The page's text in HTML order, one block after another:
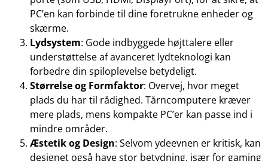
PC’en kan forbinde til dine foretrukne enheder og
skærme.
Lydsystem: Gode indbyggede højttalere eller
understøttelse af avanceret lydteknologi kan
forbedre din spiloplevelse betydeligt.
Størrelse og Formfaktor: Overvej, hvor meget
plads du har til rådighed. Tårncomputere kræver
mere plads, mens kompakte PC’er kan passe ind i
mindre områder.
Æstetik og Design: Selvom ydeevnen er kritisk, kan
designet også have stor betydning, især for gaming